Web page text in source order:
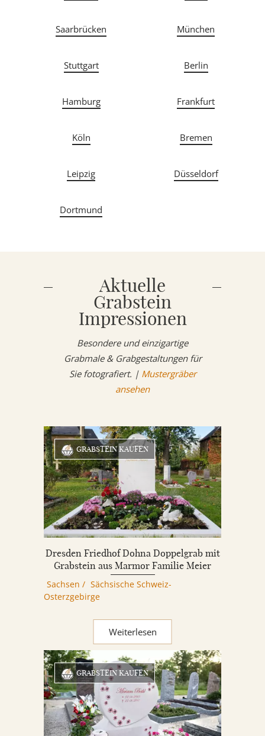
Saarbrücken München
Stuttgart Berlin
Hamburg Frankfurt
Köln Bremen
Leipzig Düsseldorf
Dortmund
Aktuelle
Grabstein
Impressionen
Besondere und einzigartige
Grabmale & Grabgestaltungen für
Sie fotografiert. | Mustergräber
ansehen
GRABSTEIN KAUFEN
Dresden Friedhof Dohna Doppelgrab mit
Grabstein aus Marmor Familie Meier
Sachsen / Sächsische Schweiz-
Osterzgebirge
Weiterlesen
GRABSTEIN KAUFEN